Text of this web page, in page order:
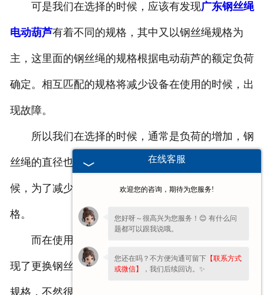
可是我们在选择的时候，应该有发现广东钢丝绳
电动葫芦有着不同的规格，其中又以钢丝绳规格为
主，这里面的钢丝绳的规格根据电动葫芦的额定负荷
确定。相互匹配的规格将减少设备在使用的时候，出
现故障。
所以我们在选择的时候，通常是负荷的增加，钢
丝绳的直径也会有相应的增加。所以我们在选择的时
候，为了减少设备出现故障，我们需要选择对应的规
格。
而在使用的过程中，如果
现了更换钢丝绳的情况，那么我们要注意选择匹配的
规格，不然很有可能造成危险。
在线客服
欢迎您的咨询，期待为您服务!
您好呀～很高兴为您服务！😊 有什么问
题都可以跟我说哦。
您还在吗？不方便沟通可留下 【联系方式
或微信】
，我们后续回访。✨